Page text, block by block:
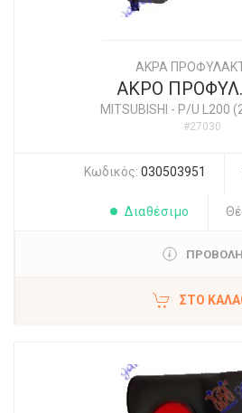
ΑΚΡΑ
ΑΚΡΟ
MITSUBISHI - P/U L200
#27030
Κωδικός: 030503951
Διαθέσιμο
ΠΡΟΒΟΛΗ
ΣΤΟ